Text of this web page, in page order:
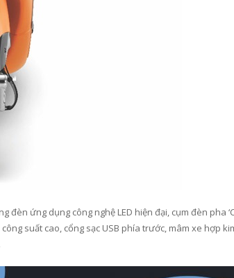
đèn ứng dụng công nghệ LED hiện đại, cụm đèn pha
suất cao, cổng sạc USB phía trước, mâm xe hợp